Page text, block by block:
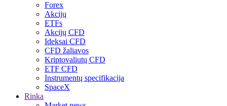
Forex
Akcijų
ETFs
Akcijų CFD
Ideksai CFD
CFD žaliavos
Kriptovaliutų CFD
ETF CFD
Instrumentų specifikacija
SpaceX
Rinka